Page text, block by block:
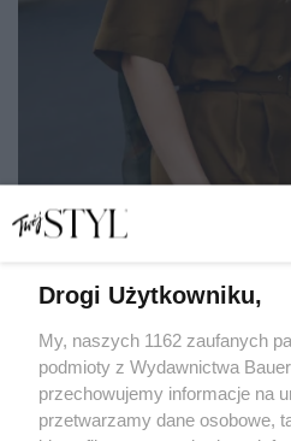
najpiękniejszych apaszek
KATARZYNA DYŁŁO
SHOPPING
Drogi Użytkowniku,
My, naszych 1162 zaufanych
podmioty z Wydawnictwa
przechowujemy informacje na
przetwarzamy dane osobowe,